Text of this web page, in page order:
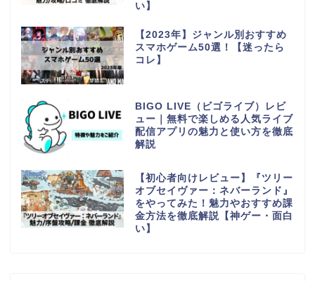
い】
【2023年】ジャンル別おすすめ
スマホゲーム50選！【迷ったら
コレ】
BIGO LIVE（ビゴライブ）レビ
ュー｜無料で楽しめる人気ライブ
配信アプリの魅力と使い方を徹底
解説
【初心者向けレビュー】『ツリー
オブセイヴァー：ネバーランド』
をやってみた！魅力やおすすめ課
金方法を徹底解説【神ゲー・面白
い】